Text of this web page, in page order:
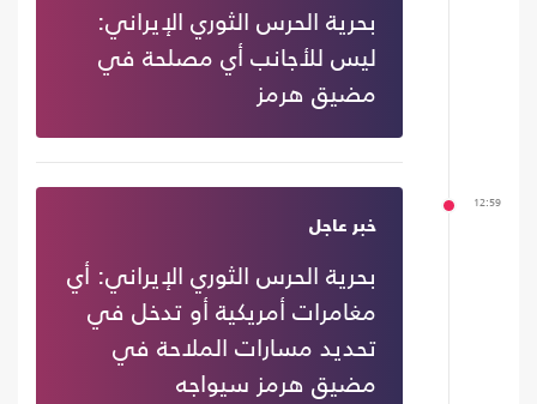
بحرية الحرس الثوري الإيراني:
ليس للأجانب أي مصلحة في
مضيق هرمز
12:59
خبر عاجل
بحرية الحرس الثوري الإيراني: أي
مغامرات أمريكية أو تدخل في
تحديد مسارات الملاحة في
مضيق هرمز سيواجه